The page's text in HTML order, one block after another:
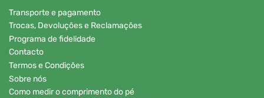
Transporte e pagamento
Trocas, Devoluções e Reclamações
Programa de fidelidade
Contacto
Termos e Condições
Sobre nós
Como medir o comprimento do pé